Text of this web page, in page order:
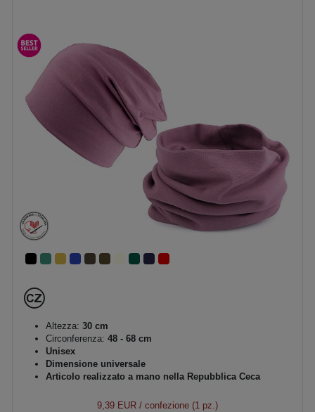
Altezza: 30 cm
Circonferenza: 48 - 68 cm
Unisex
Dimensione universale
Articolo realizzato a mano nella Repubblica Ceca
9,39 EUR / confezione (1 pz.)